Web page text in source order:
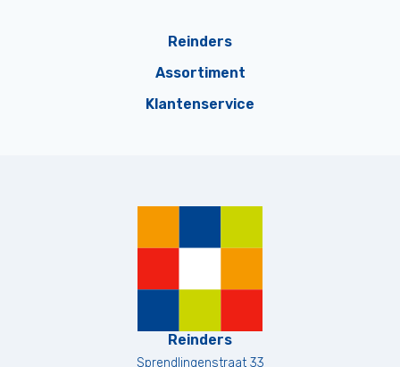
Reinders
Assortiment
Klantenservice
Reinders
Sprendlingenstraat 33